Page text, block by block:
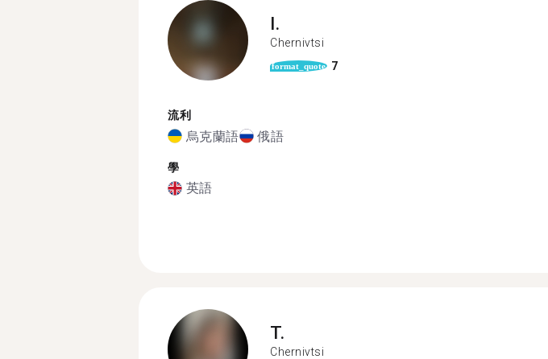
I.
Chernivtsi
format_quote 7
流利
烏克蘭語 俄語
學
英語
T.
Chernivtsi